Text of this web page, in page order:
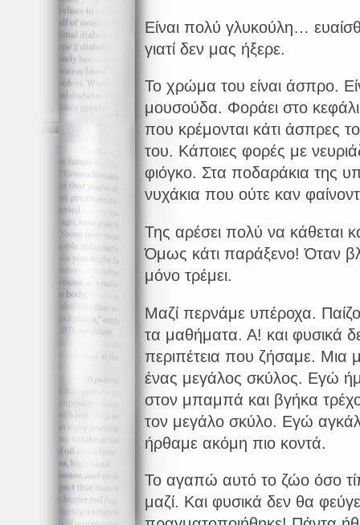
Είναι πολύ γλυκούλη…
γιατί δεν μας ήξερε.
Το χρώμα του είναι άσπρο.
μουσούδα. Φοράει στο
που κρέμονται κάτι άσπρες
του. Κάποιες φορές με
φιόγκο. Στα ποδαράκια της
νυχάκια που ούτε καν
Της αρέσει πολύ να κάθεται
Όμως κάτι παράξενο! Όταν
μόνο τρέμει.
Μαζί περνάμε υπέροχα.
τα μαθήματα. Α! και φυσικά
περιπέτεια που ζήσαμε. Μια
ένας μεγάλος σκύλος. Εγώ
στον μπαμπά και βγήκα
τον μεγάλο σκύλο. Εγώ
ήρθαμε ακόμη πιο κοντά.
Το αγαπώ αυτό το ζώο όσο
μαζί. Και φυσικά δεν θα